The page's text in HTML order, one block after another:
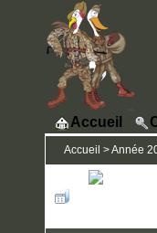
Accueil
Accueil >Année